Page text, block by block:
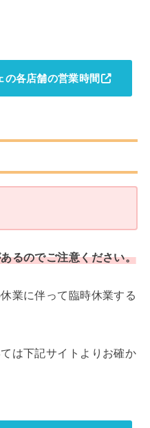
各店舗の営業時間
るのでご注意ください。
業に伴って臨時休業する
は下記サイトよりお確か